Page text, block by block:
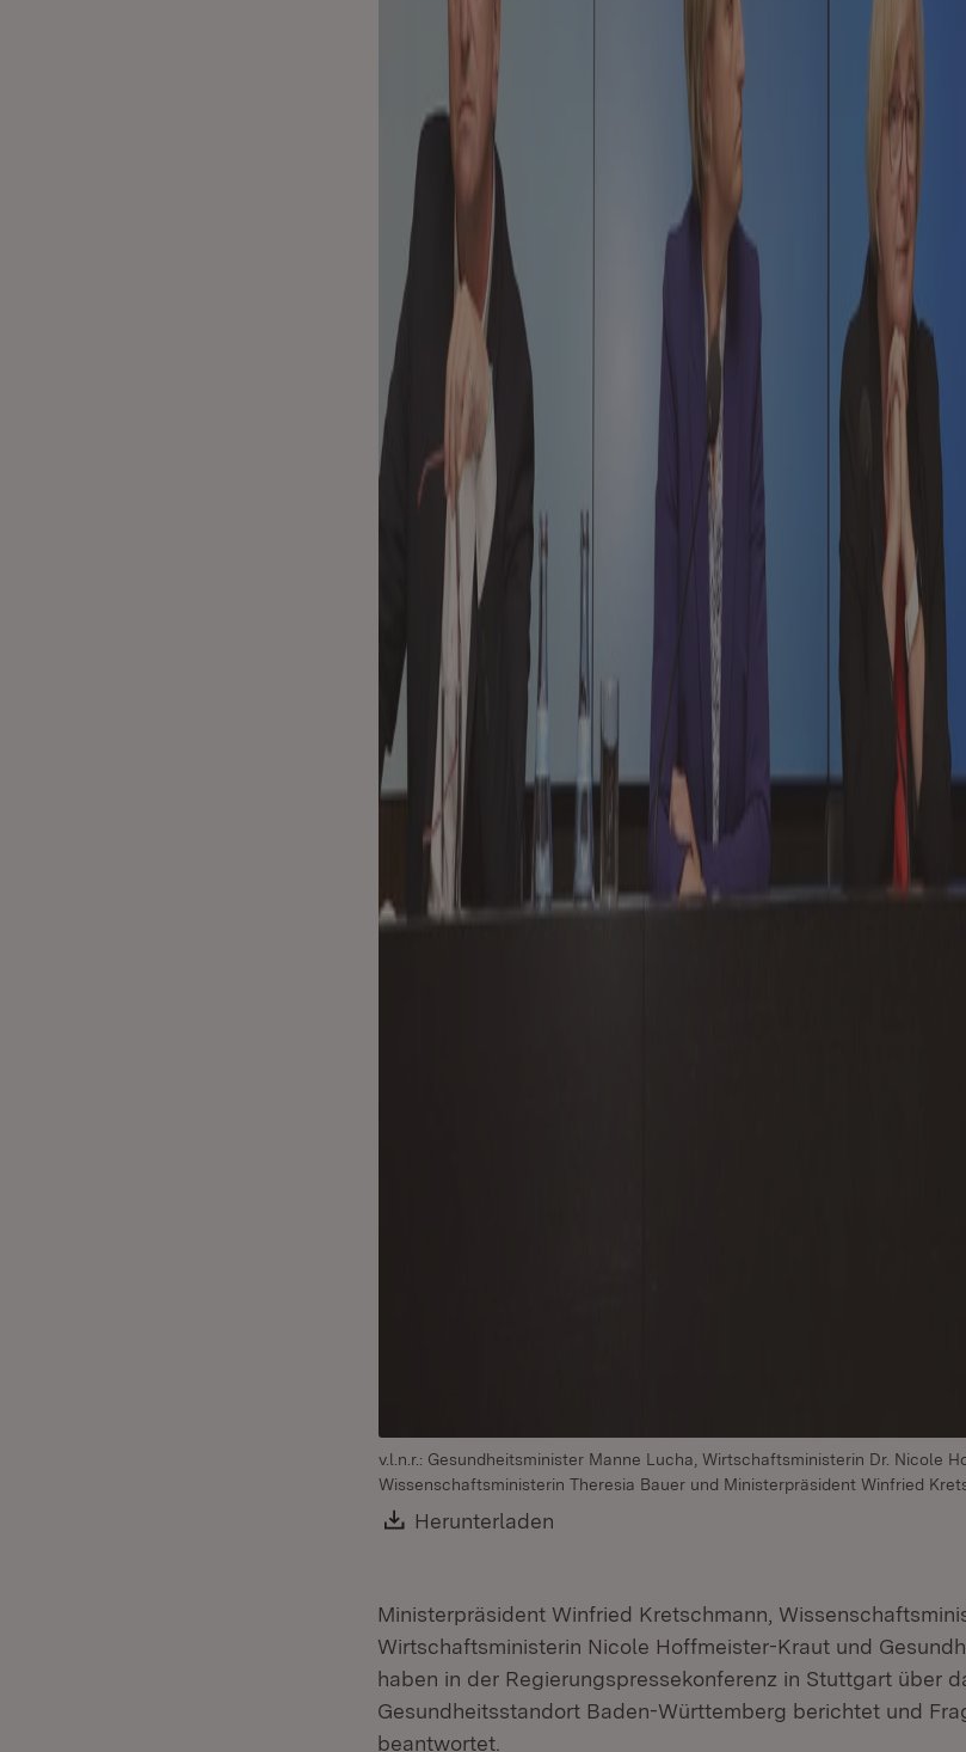
v.l.n.r.: Gesundheitsminister Manne Lucha, Wirtschaftsministerin Dr. Nicole
Wissenschaftsministerin Theresia Bauer und Ministerpräsident Winfried
Download:
Herunterladen
Ministerpräsident Winfried Kretschmann,
Wirtschaftsministerin Nicole Hoffmeister-Kraut und
haben in der Regierungspressekonferenz in Stuttgart über
Gesundheitsstandort Baden-Württemberg berichtet und
beantwortet.